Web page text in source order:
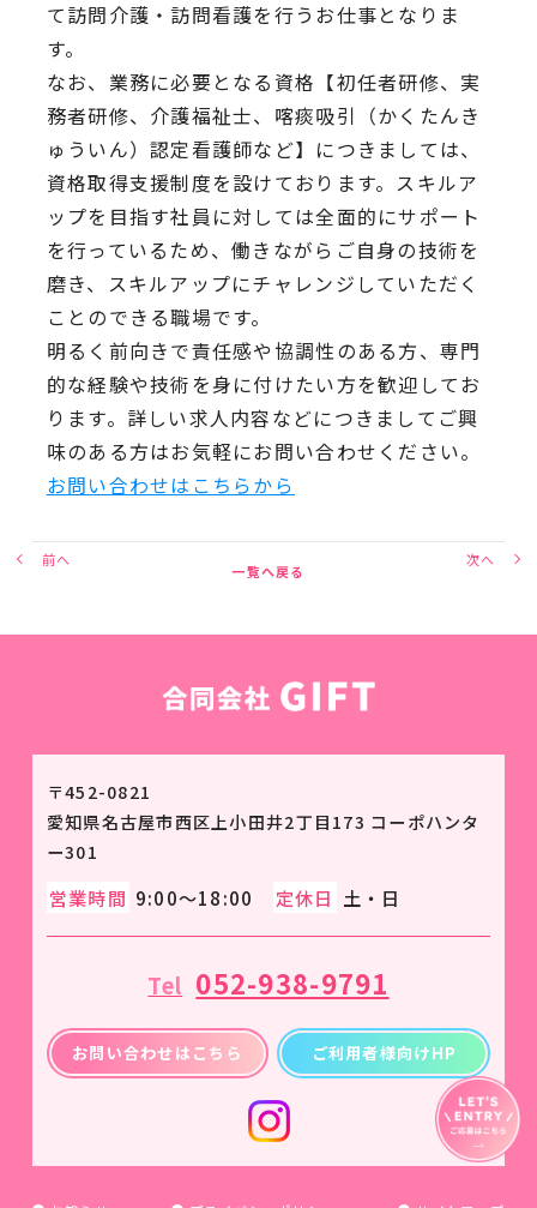
て訪問介護・訪問看護を行うお仕事となりま
す。
なお、業務に必要となる資格【初任者研修、実
務者研修、介護福祉士、喀痰吸引（かくたんき
ゅういん）認定看護師など】につきましては、
資格取得支援制度を設けております。スキルア
ップを目指す社員に対しては全面的にサポート
を行っているため、働きながらご自身の技術を
磨き、スキルアップにチャレンジしていただく
ことのできる職場です。
明るく前向きで責任感や協調性のある方、専門
的な経験や技術を身に付けたい方を歓迎してお
ります。詳しい求人内容などにつきましてご興
味のある方はお気軽にお問い合わせください。
お問い合わせはこちらから
前へ
一覧へ戻る
次へ
〒452-0821
愛知県名古屋市西区上小田井2丁目173 コーポハンタ
ー301
営業時間 9:00～18:00 定休日 土・日
Tel 052-938-9791
お問い合わせはこちら ご利用者様向けHP